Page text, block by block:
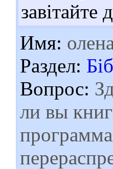
завітайте
Имя:
Раздел:
Вопрос:
ли вы